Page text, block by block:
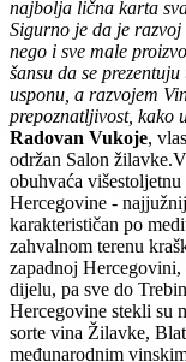
najbolja lična karta
Sigurno je da je razvoj
nego i sve male
šansu da se
usponu, a razvojem
prepoznatljivost, kako
Radovan Vukoje,
održan Salon
obuhvaća
Hercegovine -
karakterističan po
zahvalnom terenu
zapadnoj
dijelu, pa sve do
Hercegovine stekli su
sorte vina Žilavke,
međunarodnim